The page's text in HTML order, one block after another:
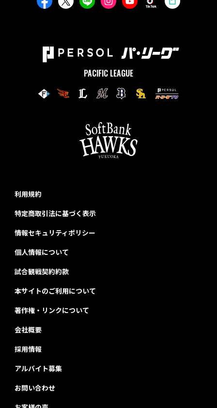
PACIFIC LEAGUE
利用規約
特定商取引法に基づく表示
情報セキュリティポリシー
個人情報について
試合観戦契約約款
本サイトのご利用について
著作権・リンクについて
会社概要
採用情報
アルバイト募集
お問い合わせ